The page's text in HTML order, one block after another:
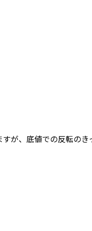
が、底値での反転のき